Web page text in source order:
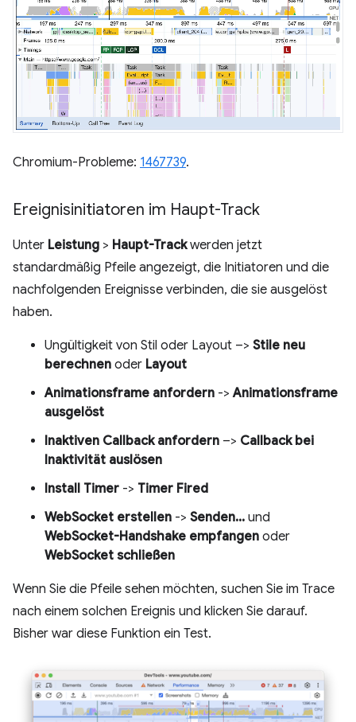
Chromium-Probleme: 1467739.
Ereignisinitiatoren im Haupt-Track
Unter Leistung > Haupt-Trackwerden jetzt
standardmäßig Pfeile angezeigt, die Initiatoren und die
nachfolgenden Ereignisse verbinden, die sie ausgelöst
haben.
Ungültigkeit von Stil oder Layout –> Stile neu
berechnen oder Layout
Animationsframe anfordern ->Animationsframe
ausgelöst
Inaktiven Callback anfordern –> Callback bei
Inaktivität auslösen
Install Timer -> Timer Fired
WebSocket erstellen -> Senden... und
WebSocket-Handshake empfangen oder
WebSocket schließen
Wenn Sie die Pfeile sehen möchten, suchen Sie im Trace
nach einem solchen Ereignis und klicken Sie darauf.
Bisher war diese Funktion ein Test.